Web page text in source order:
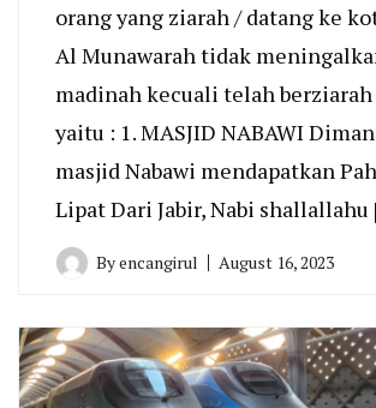
orang yang ziarah / datang ke
Al Munawarah tidak
madinah kecuali telah
yaitu : 1. MASJID NABAWI
masjid Nabawi mendapatkan
Lipat Dari Jabir, Nabi shallallahu
Byencangirul August 16, 2023